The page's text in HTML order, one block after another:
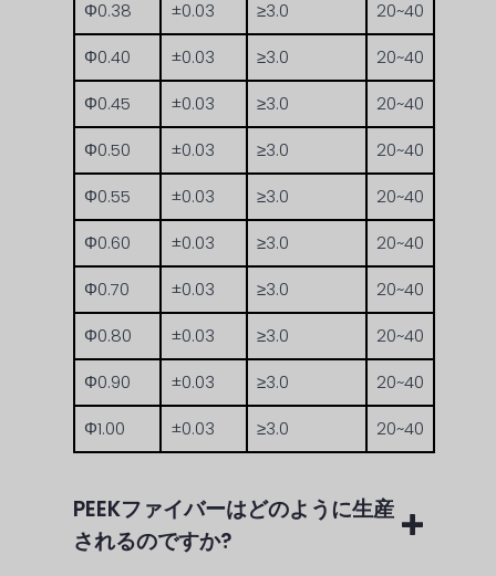
Φ0.38
±0.03 ≥3.0
20~40
Φ0.40
±0.03 ≥3.0
20~40
Φ0.45
±0.03 ≥3.0
20~40
Φ0.50
±0.03 ≥3.0
20~40
Φ0.55
±0.03 ≥3.0
20~40
Φ0.60
±0.03 ≥3.0
20~40
Φ0.70
±0.03 ≥3.0
20~40
Φ0.80
±0.03 ≥3.0
20~40
Φ0.90
±0.03 ≥3.0
20~40
Φ1.00
±0.03 ≥3.0 20~40
PEEKファイバーはどのように生産
されるのですか?